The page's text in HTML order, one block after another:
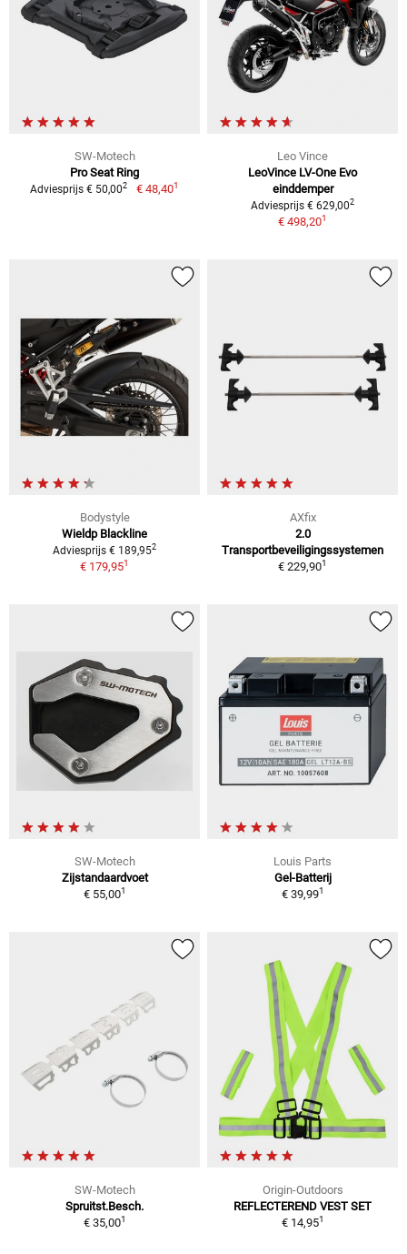
SW-Motech
Pro Seat Ring
Adviesprijs € 50,002 € 48,401
Leo Vince
LeoVince LV-One Evo
einddemper
Adviesprijs € 629,002
€ 498,201
Bodystyle
Wieldp Blackline
Adviesprijs € 189,952
€ 179,951
AXfix
2.0
Transportbeveiligingssystemen
€ 229,901
SW-Motech
Zijstandaardvoet
€ 55,001
Louis Parts
Gel-Batterij
€ 39,991
SW-Motech
Spruitst.Besch.
€ 35,001
Origin-Outdoors
REFLECTEREND VEST SET
€ 14,951